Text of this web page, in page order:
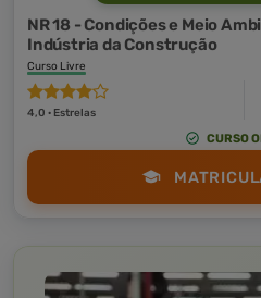
NR 18 - Condições e Meio
Indústria da Construção
Curso Livre
4,0 · Estrelas
CURSO